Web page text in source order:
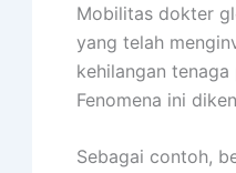
Mobilitas dokter
yang telah
kehilangan
Fenomena ini
Sebagai contoh,